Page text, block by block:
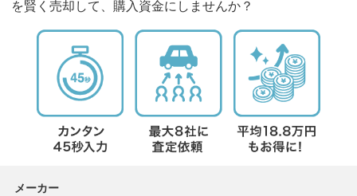
を賢く売却して、購入資金にしませんか？
メーカー